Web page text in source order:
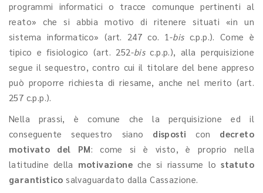
programmi informatici o tracce comunque pertinenti al
reato» che si abbia motivo di ritenere situati «in un
sistema informatico» (art. 247 co. 1-bisc.p.p.). Come è
tipico e fisiologico (art. 252-bisc.p.p.), alla perquisizione
segue il sequestro, contro cui il titolare del bene appreso
può proporre richiesta di riesame, anche nel merito (art.
257 c.p.p.).
Nella prassi, è comune che la perquisizione ed il
conseguente sequestro siano disposti con decreto
motivato del PM: come si è visto, è proprio nella
latitudine della motivazione che si riassume lostatuto
garantistico salvaguardato dalla Cassazione.